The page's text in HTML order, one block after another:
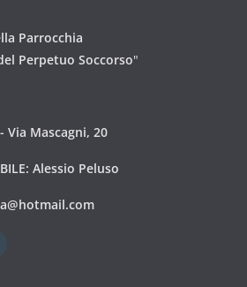
Parrocchia
Perpetuo Soccorso"
Via Mascagni, 20
Alessio Peluso